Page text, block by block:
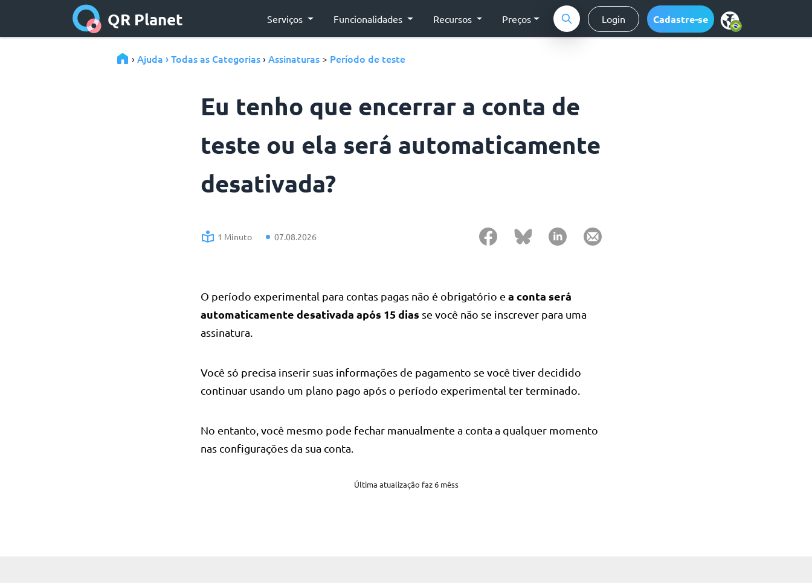
QR Planet Serviços Funcionalidades Recursos Preços Login Cadastre-se
› Ajuda › Todas as Categorias › Assinaturas > Período de teste
Eu tenho que encerrar a conta de
teste ou ela será automaticamente
desativada?
1 Minuto 07.08.2026
O período experimental para contas pagas não é obrigatório e a conta será
automaticamente desativada após 15 dias se você não se inscrever para uma
assinatura.
Você só precisa inserir suas informações de pagamento se você tiver decidido
continuar usando um plano pago após o período experimental ter terminado.
No entanto, você mesmo pode fechar manualmente a conta a qualquer momento
nas configurações da sua conta.
Última atualização faz 6 mêss